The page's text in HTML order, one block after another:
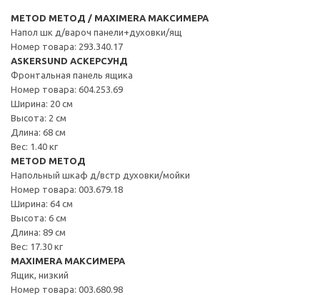
METOD МЕТОД / MAXIMERA МАКСИМЕРА
Напол шк д/вароч панели+духовки/ящ
Номер товара: 293.340.17
ASKERSUND АСКЕРСУНД
Фронтальная панель ящика
Номер товара: 604.253.69
Ширина: 20 см
Высота: 2 см
Длина: 68 см
Вес: 1.40 кг
METOD МЕТОД
Напольный шкаф д/встр духовки/мойки
Номер товара: 003.679.18
Ширина: 64 см
Высота: 6 см
Длина: 89 см
Вес: 17.30 кг
MAXIMERA МАКСИМЕРА
Ящик, низкий
Номер товара: 003.680.98